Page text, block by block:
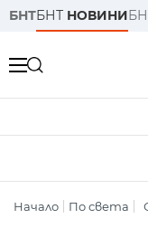
БНТБНТ НОВИНИ
Начало По света